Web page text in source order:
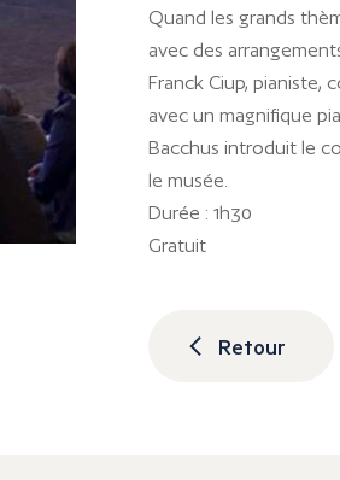
Quand les grands
avec des
Franck Ciup, pianiste,
avec un magnifique
Bacchus introduit le
le musée.
Durée : 1h30
Gratuit
Retour